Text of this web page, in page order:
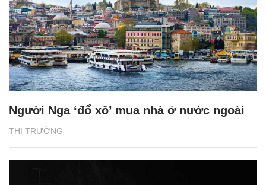
THỊ TRƯỜNG
Người Nga ‘đổ xô’ mua nhà ở nước ngoài